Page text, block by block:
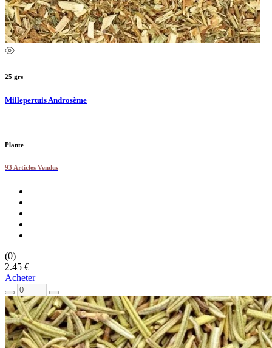
25 grs
Millepertuis Androsème
Plante
93 Articles Vendus
(0)
2.45 €
Acheter